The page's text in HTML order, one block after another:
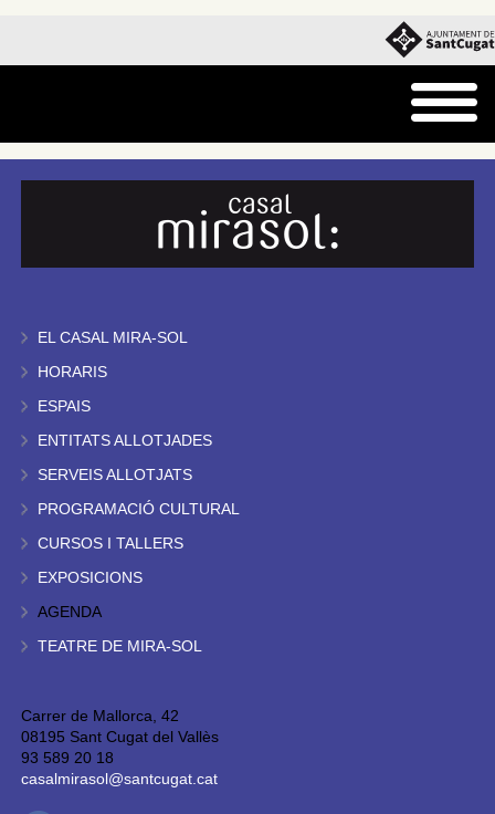
EL CASAL MIRA-SOL
HORARIS
ESPAIS
ENTITATS ALLOTJADES
SERVEIS ALLOTJATS
PROGRAMACIÓ CULTURAL
CURSOS I TALLERS
EXPOSICIONS
AGENDA
TEATRE DE MIRA-SOL
Carrer de Mallorca, 42
08195 Sant Cugat del Vallès
93 589 20 18
casalmirasol@santcugat.cat